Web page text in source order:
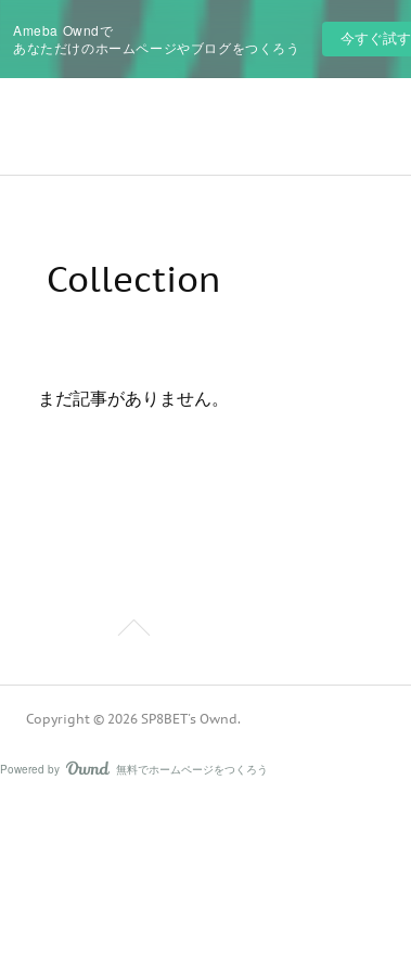
Ameba Owndで
あなただけのホームページやブログをつくろう
今すぐ試す
Collection
まだ記事がありません。
Copyright © 2026 SP8BET's Ownd.
Powered by AmebaOwnd
無料でホームページをつくろう